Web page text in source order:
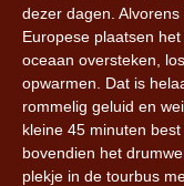
dezer dagen.
Europese plaatsen
oceaan oversteken,
opwarmen. Dat is
rommelig geluid en
kleine 45 minuten
bovendien het
plekje in de tourbus